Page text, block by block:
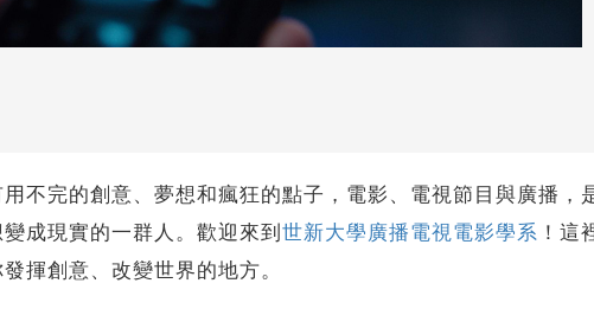
完的創意、夢想和瘋狂的點子，電影、電視節目與廣播，
成現實的一群人。歡迎來到 世新大學廣播電視電影學系 ！這
揮創意、改變世界的地方。